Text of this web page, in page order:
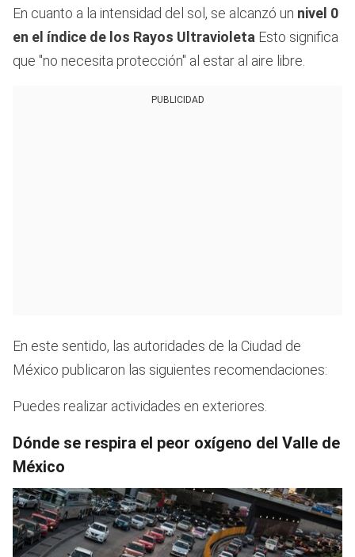
En cuanto a la intensidad del sol, se alcanzó un nivel 0
en el índice de los Rayos Ultravioleta Esto significa
que "no necesita protección" al estar al aire libre.
PUBLICIDAD
En este sentido, las autoridades de la Ciudad de
México publicaron las siguientes recomendaciones:
Puedes realizar actividades en exteriores.
Dónde se respira el peor oxígeno del Valle de
México